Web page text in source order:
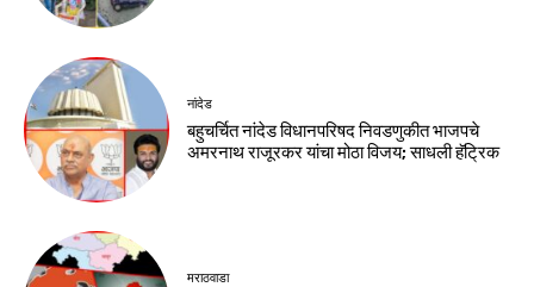
नांदेड
बहुचर्चित नांदेड विधानपरिषद निवडणुकीत भाजपचे
अमरनाथ राजूरकर यांचा मोठा विजय; साधली हॅट्रिक
मराठवाडा